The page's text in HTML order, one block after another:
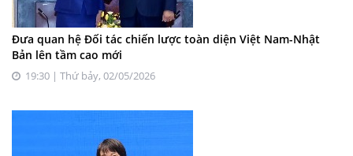
Đưa quan hệ Đối tác chiến lược toàn diện Việt Nam-Nhật
Bản lên tầm cao mới
19:30 | Thứ bảy, 02/05/2026